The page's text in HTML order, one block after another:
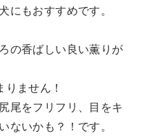
にもおすすめです。
の香ばしい良い薫りが
ません！
尾をフリフリ、目をキ
ないかも？！です。